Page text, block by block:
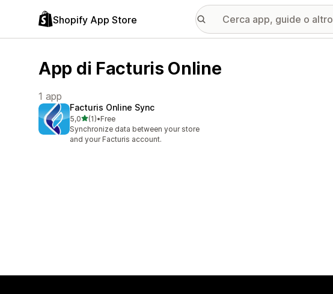
Shopify App Store
App di Facturis Online
1 app
Facturis Online Sync
5,0stelle su 5
(1)
1 recensioni totali
•Free
Synchronize data between your store
and your Facturis account.